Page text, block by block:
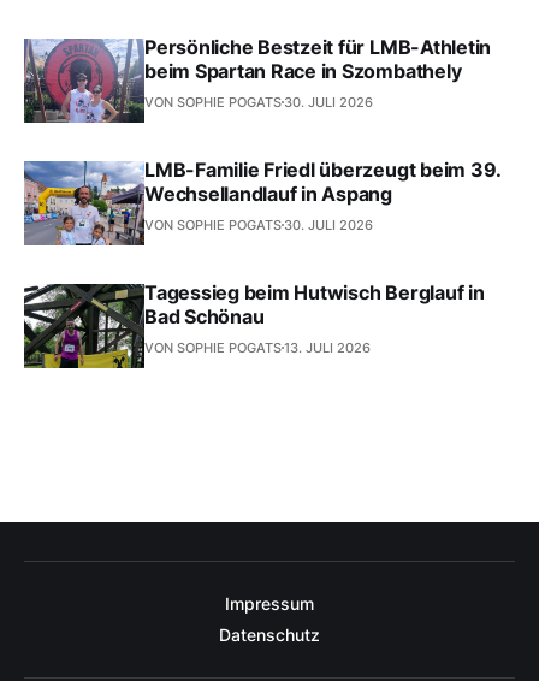
Persönliche Bestzeit für LMB-Athletin
beim Spartan Race in Szombathely
VON SOPHIE POGATS 30. JULI 2026
LMB-Familie Friedl überzeugt beim 39.
Wechsellandlauf in Aspang
VON SOPHIE POGATS 30. JULI 2026
Tagessieg beim Hutwisch Berglauf in
Bad Schönau
VON SOPHIE POGATS13. JULI 2026
Impressum
Datenschutz